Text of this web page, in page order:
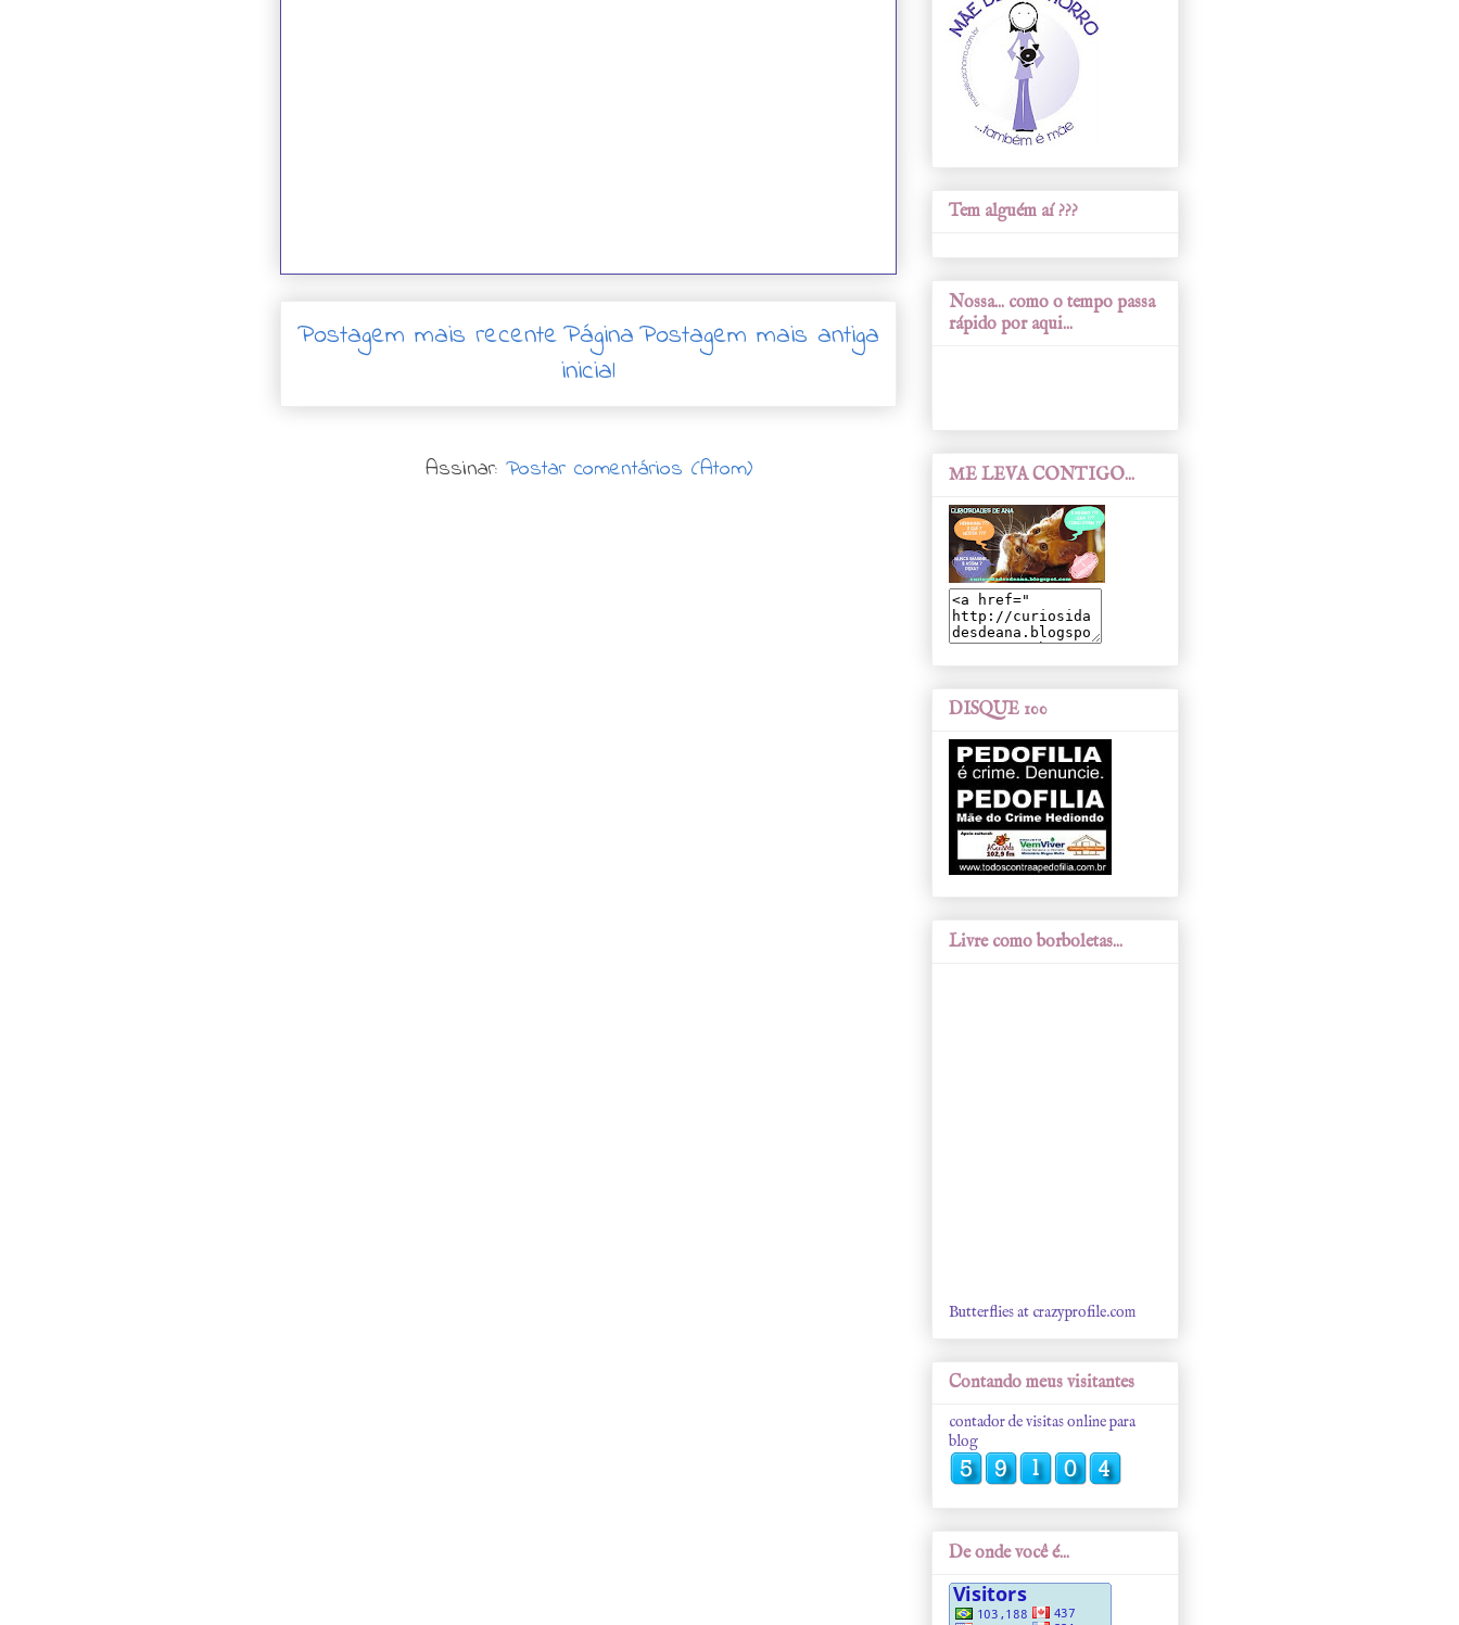
Postagem mais recente Postagem mais antiga
Página
inicial
Assinar: Postar comentários (Atom)
Tem alguém aí ???
Nossa... como o tempo passa
rápido por aqui...
ME LEVA CONTIGO...
DISQUE 100
Livre como borboletas...
Butterflies at crazyprofile.com
Contando meus visitantes
contador de visitas online para
blog
De onde você é...